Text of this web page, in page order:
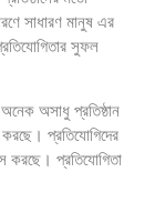
সাধারণ মানুষ এর
সুফল
অনেক অসাধু প্রতিষ্ঠান
প্রতিযোগিদের
করছে। প্রতিযোগিতা